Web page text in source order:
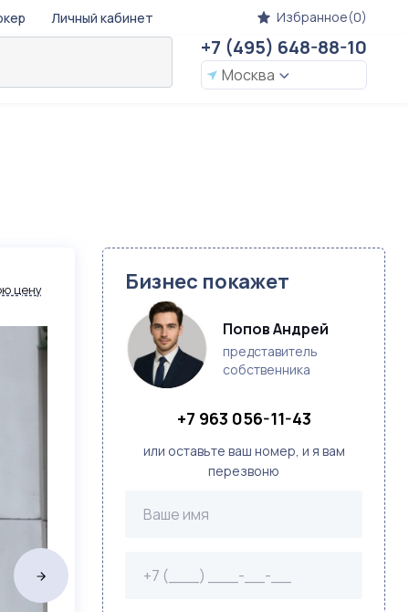
Личный кабинет Избранное(0)
+7 (495) 648-88-10
Москва
цену Бизнес покажет
Попов Андрей
представитель
собственника
+7 963 056-11-43
или оставьте ваш номер, и я вам
перезвоню